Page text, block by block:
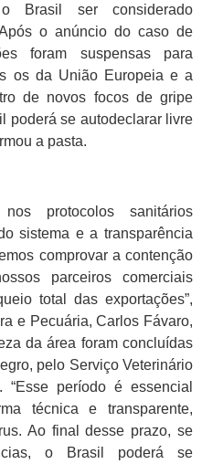
Brasil ser considerado
o anúncio do caso de
foram suspensas para
os da União Europeia e a
de novos focos de gripe
poderá se autodeclarar livre
a pasta.
protocolos sanitários
sistema e a transparência
comprovar a contenção
parceiros comerciais
total das exportações”,
e Pecuária, Carlos Fávaro,
da área foram concluídas
pelo Serviço Veterinário
período é essencial
técnica e transparente,
Ao final desse prazo, se
o Brasil poderá se